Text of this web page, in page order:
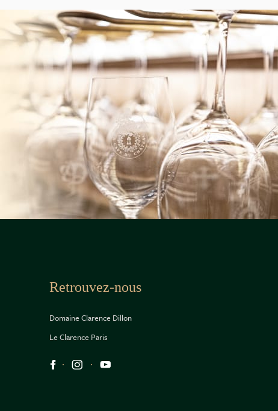
Retrouvez-nous
Domaine Clarence Dillon
Le Clarence Paris
Réseaux sociaux